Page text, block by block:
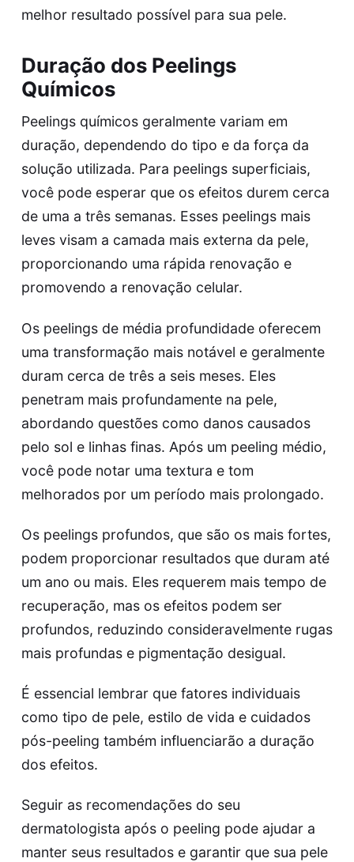
melhor resultado possível para sua pele.
Duração dos Peelings
Químicos
Peelings químicos geralmente variam em
duração, dependendo do tipo e da força da
solução utilizada. Para peelings superficiais,
você pode esperar que os efeitos durem cerca
de uma a três semanas. Esses peelings mais
leves visam a camada mais externa da pele,
proporcionando uma rápida renovação e
promovendo a renovação celular.
Os peelings de média profundidade oferecem
uma transformação mais notável e geralmente
duram cerca de três a seis meses. Eles
penetram mais profundamente na pele,
abordando questões como danos causados
pelo sol e linhas finas. Após um peeling médio,
você pode notar uma textura e tom
melhorados por um período mais prolongado.
Os peelings profundos, que são os mais fortes,
podem proporcionar resultados que duram até
um ano ou mais. Eles requerem mais tempo de
recuperação, mas os efeitos podem ser
profundos, reduzindo consideravelmente rugas
mais profundas e pigmentação desigual.
É essencial lembrar que fatores individuais
como tipo de pele, estilo de vida e cuidados
pós-peeling também influenciarão a duração
dos efeitos.
Seguir as recomendações do seu
dermatologista após o peeling pode ajudar a
manter seus resultados e garantir que sua pele